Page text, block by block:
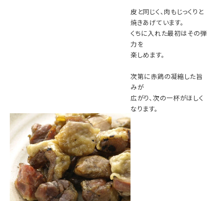
皮と同じく、肉もじっくりと
焼きあげています。
くちに入れた最初はその弾
力を
楽しめます。
次第に赤鶏の凝縮した旨
みが
広がり、次の一杯がほしく
なります。